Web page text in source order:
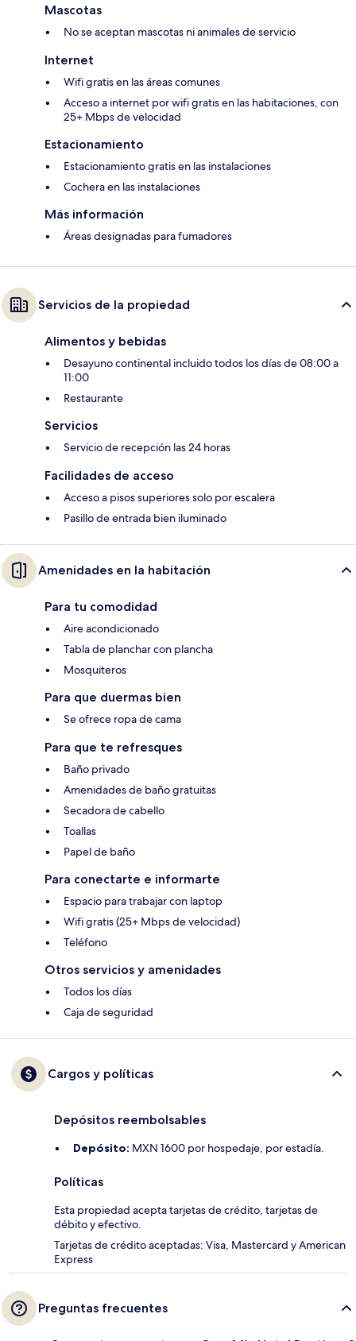
Mascotas
No se aceptan mascotas ni animales de servicio
Internet
Wifi gratis en las áreas comunes
Acceso a internet por wifi gratis en las habitaciones, con
25+ Mbps de velocidad
Estacionamiento
Estacionamiento gratis en las instalaciones
Cochera en las instalaciones
Más información
Áreas designadas para fumadores
Servicios de la propiedad
Alimentos y bebidas
Desayuno continental incluido todos los días de 08:00 a
11:00
Restaurante
Servicios
Servicio de recepción las 24 horas
Facilidades de acceso
Acceso a pisos superiores solo por escalera
Pasillo de entrada bien iluminado
Amenidades en la habitación
Para tu comodidad
Aire acondicionado
Tabla de planchar con plancha
Mosquiteros
Para que duermas bien
Se ofrece ropa de cama
Para que te refresques
Baño privado
Amenidades de baño gratuitas
Secadora de cabello
Toallas
Papel de baño
Para conectarte e informarte
Espacio para trabajar con laptop
Wifi gratis (25+ Mbps de velocidad)
Teléfono
Otros servicios y amenidades
Todos los días
Caja de seguridad
Cargos y políticas
Depósitos reembolsables
Depósito: MXN 1600 por hospedaje, por estadía.
Políticas
Esta propiedad acepta tarjetas de crédito, tarjetas de
débito y efectivo.
Tarjetas de crédito aceptadas: Visa, Mastercard y American
Express
Preguntas frecuentes